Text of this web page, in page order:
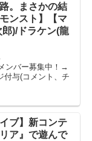
。まさかの結
ンスト】【マ
)/ドラケン(龍
ンバー募集中！→
付与(コメント、チ
ブ】新コンテ
ア』で遊んで